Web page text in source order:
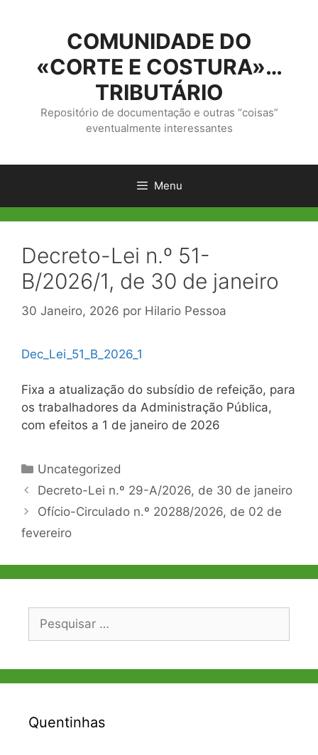
conteúdo
COMUNIDADE DO
«CORTE E COSTURA»…
TRIBUTÁRIO
Repositório de documentação e outras “coisas”
eventualmente interessantes
Menu
Decreto-Lei n.º 51-
B/2026/1, de 30 de janeiro
30 Janeiro, 2026 por Hilario Pessoa
Dec Lei 51 B 2026 1
Fixa a atualização do subsídio de refeição, para
os trabalhadores da Administração Pública,
com efeitos a 1 de janeiro de 2026
Categorias
Uncategorized
Navegação
de
Decreto-Lei n.º 29-A/2026, de 30 de janeiro
Ofício-Circulado n.º 20288/2026, de 02 de
fevereiro
Pesquisar
Quentinhas